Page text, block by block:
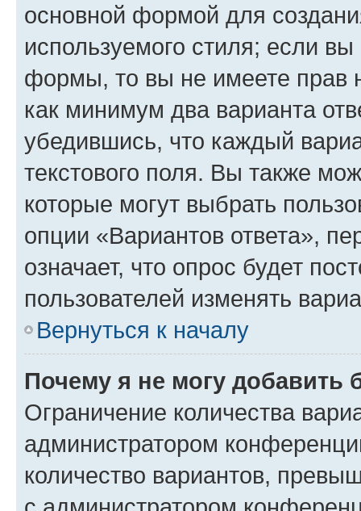
основной формой для
используемого стиля; если
формы, то вы не имеете прав
как минимум два варианта
убедившись, что каждый
текстового поля. Вы также
которые могут выбрать
опции «Вариантов ответа»,
означает, что опрос будет
пользователей изменять
Вернуться к началу
Почему я не могу добавить
Ограничение количества
администратором
количество вариантов,